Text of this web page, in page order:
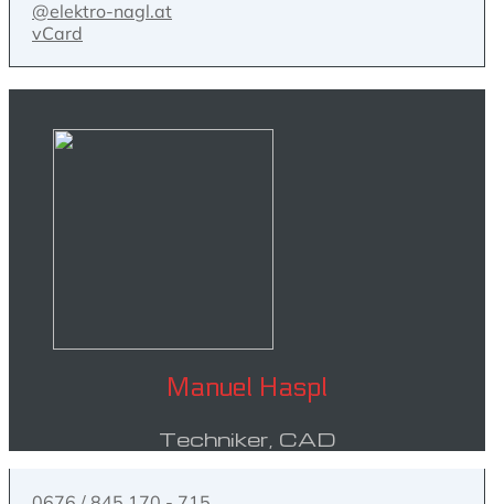
@elektro-nagl.at
vCard
Manuel Haspl
Techniker, CAD